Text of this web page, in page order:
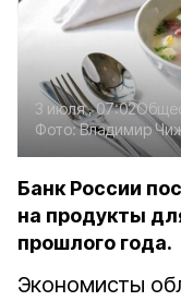
3 июля , 07:02
Фото:Владимир
Банк России
на продукты
прошлого года.
Экономисты